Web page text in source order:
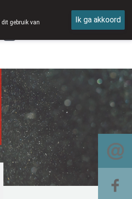
gebruik van
Ik ga akkoord